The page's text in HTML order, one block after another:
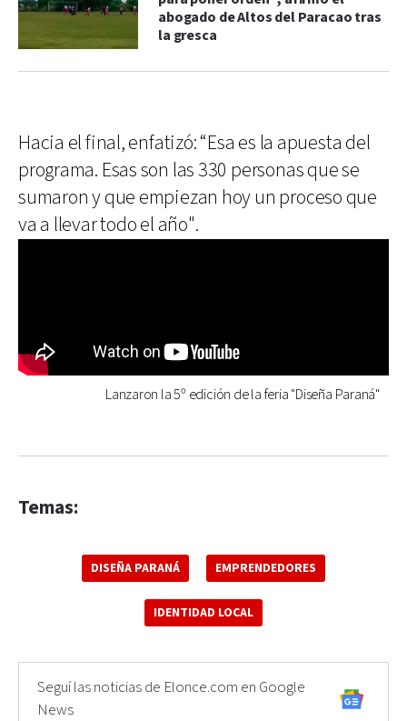
abogado de Altos del Paracao tras
la gresca
Hacia el final, enfatizó: “Esa es la apuesta del
programa. Esas son las 330 personas que se
sumaron y que empiezan hoy un proceso que
va a llevar todo el año".
Lanzaron la 5º edición de la feria "Diseña Paraná"
Temas:
DISEÑA PARANÁ EMPRENDEDORES
IDENTIDAD LOCAL
Seguí las noticias de Elonce.com en Google
News